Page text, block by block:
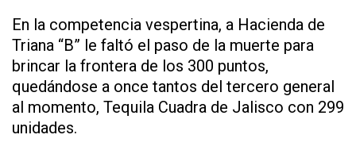
En la competencia vespertina, a Hacienda de
Triana “B” le faltó el paso de la muerte para
brincar la frontera de los 300 puntos,
quedándose a once tantos del tercero general
al momento, Tequila Cuadra de Jalisco con 299
unidades.